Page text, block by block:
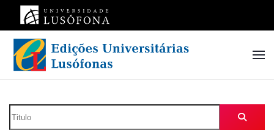
Skip to main content